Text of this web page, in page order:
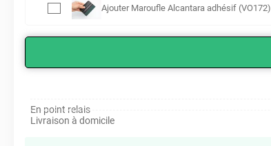
Ajouter Maroufle Alcantara adhésif (VO172)
En point relais
Livraison à domicile